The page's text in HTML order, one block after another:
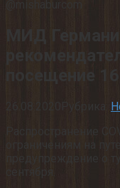
МИД
посещение
Рубрика:
Распространение
предупреждение о